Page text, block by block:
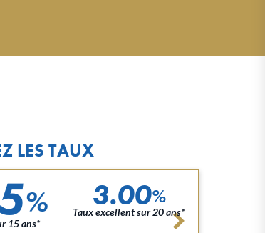
LES TAUX
%
15 ans*
3.00%
Taux excellent sur 20 ans*